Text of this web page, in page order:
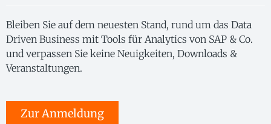
Bleiben Sie auf dem neuesten Stand, rund um das Data
Driven Business mit Tools für Analytics von SAP & Co.
und verpassen Sie keine Neuigkeiten, Downloads &
Veranstaltungen.
Zur Anmeldung